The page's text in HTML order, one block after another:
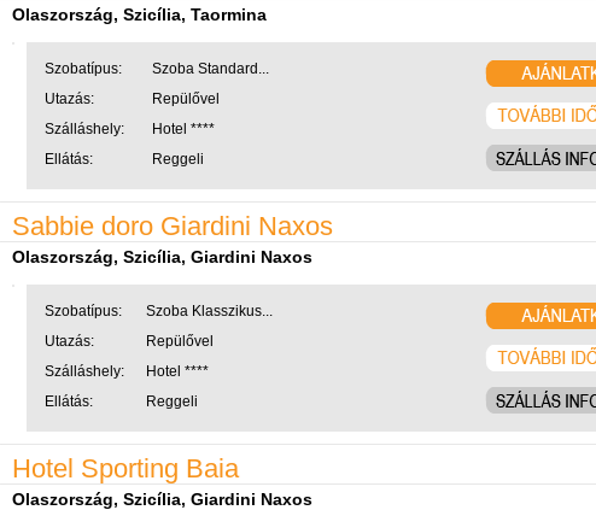
Olaszország, Szicília, Taormina
Szobatípus:
Szoba Standard...
Utazás:
Repülővel
Szálláshely:
Hotel ****
Ellátás:
Reggeli
Sabbie doro Giardini Naxos
Olaszország, Szicília, Giardini Naxos
Szobatípus:
Szoba Klasszikus...
Utazás:
Repülővel
Szálláshely:
Hotel ****
Ellátás:
Reggeli
Hotel Sporting Baia
Olaszország, Szicília, Giardini Naxos